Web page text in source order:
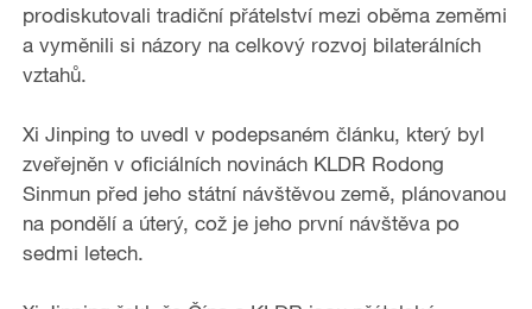
prodiskutovali tradiční přátelství mezi oběma zeměmi
a vyměnili si názory na celkový rozvoj bilaterálních
vztahů.
Xi Jinping to uvedl v podepsaném článku, který byl
zveřejněn v oficiálních novinách KLDR Rodong
Sinmun před jeho státní návštěvou země, plánovanou
na pondělí a úterý, což je jeho první návštěva po
sedmi letech.